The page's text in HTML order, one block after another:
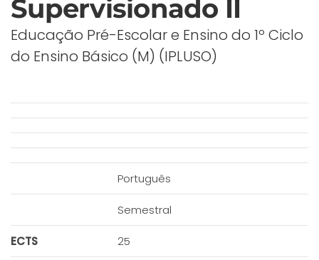
Supervisionado II
Educação Pré-Escolar e Ensino do 1º Ciclo
do Ensino Básico (M) (IPLUSO)
Português
Semestral
ECTS 25